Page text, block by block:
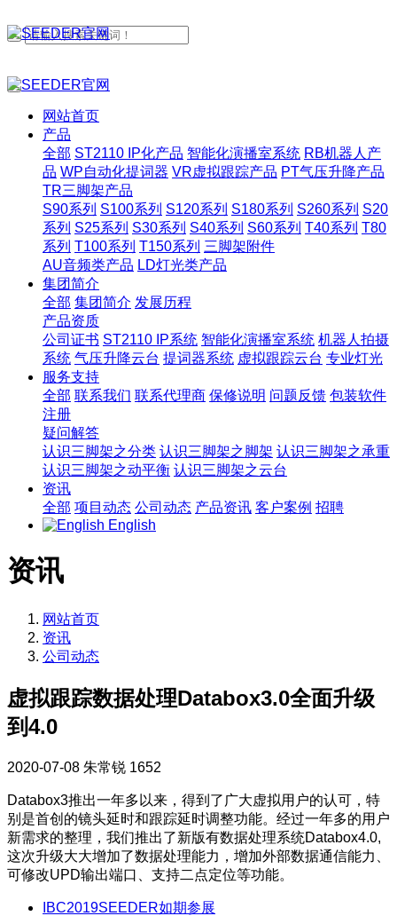
网站首页
产品
全部 ST2110 IP化产品 智能化演播室系统 RB机器人产
品 WP自动化提词器 VR虚拟跟踪产品 PT气压升降产品
TR三脚架产品
S90系列 S100系列 S120系列 S180系列 S260系列 S20
系列 S25系列 S30系列 S40系列 S60系列 T40系列 T80
系列 T100系列 T150系列 三脚架附件
AU音频类产品 LD灯光类产品
集团简介
全部 集团简介 发展历程
产品资质
公司证书 ST2110 IP系统 智能化演播室系统 机器人拍摄
系统 气压升降云台 提词器系统 虚拟跟踪云台 专业灯光
服务支持
全部 联系我们 联系代理商 保修说明 问题反馈 包装软件
注册
疑问解答
认识三脚架之分类 认识三脚架之脚架 认识三脚架之承重
认识三脚架之动平衡 认识三脚架之云台
资讯
全部 项目动态 公司动态 产品资讯 客户案例 招聘
English
资讯
网站首页
资讯
公司动态
虚拟跟踪数据处理Databox3.0全面升级
到4.0
2020-07-08 朱常锐 1652
Databox3推出一年多以来，得到了广大虚拟用户的认可，特
别是首创的镜头延时和跟踪延时调整功能。经过一年多的用户
新需求的整理，我们推出了新版有数据处理系统Databox4.0,
这次升级大大增加了数据处理能力，增加外部数据通信能力、
可修改UPD输出端口、支持二点定位等功能。
IBC2019SEEDER如期参展